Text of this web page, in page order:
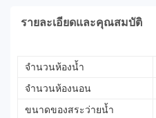
รายละเอียดและคุณสมบัติ
จำนวนห้องน้ำ
จำนวนห้องนอน
ขนาดของสระว่ายน้ำ